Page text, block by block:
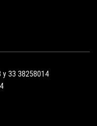
y 33 38258014